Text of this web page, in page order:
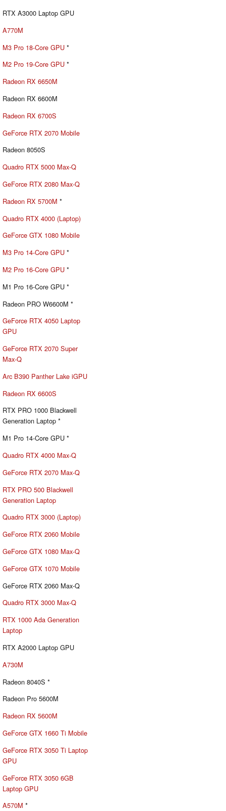
RTX A3000 Laptop GPU
A770M
M3 Pro 18-Core GPU *
M2 Pro 19-Core GPU *
Radeon RX 6650M
Radeon RX 6600M
Radeon RX 6700S
GeForce RTX 2070 Mobile
Radeon 8050S
Quadro RTX 5000 Max-Q
GeForce RTX 2080 Max-Q
Radeon RX 5700M *
Quadro RTX 4000 (Laptop)
GeForce GTX 1080 Mobile
M3 Pro 14-Core GPU *
M2 Pro 16-Core GPU *
M1 Pro 16-Core GPU *
Radeon PRO W6600M *
GeForce RTX 4050 Laptop
GPU
GeForce RTX 2070 Super
Max-Q
Arc B390 Panther Lake iGPU
Radeon RX 6600S
RTX PRO 1000 Blackwell
Generation Laptop *
M1 Pro 14-Core GPU *
Quadro RTX 4000 Max-Q
GeForce RTX 2070 Max-Q
RTX PRO 500 Blackwell
Generation Laptop
Quadro RTX 3000 (Laptop)
GeForce RTX 2060 Mobile
GeForce GTX 1080 Max-Q
GeForce GTX 1070 Mobile
GeForce RTX 2060 Max-Q
Quadro RTX 3000 Max-Q
RTX 1000 Ada Generation
Laptop
RTX A2000 Laptop GPU
A730M
Radeon 8040S *
Radeon Pro 5600M
Radeon RX 5600M
GeForce GTX 1660 Ti Mobile
GeForce RTX 3050 Ti Laptop
GPU
GeForce RTX 3050 6GB
Laptop GPU
A570M *